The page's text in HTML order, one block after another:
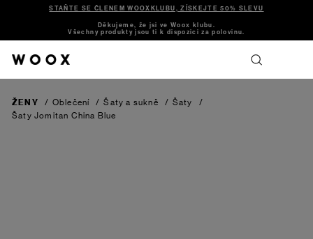
STAŇTE SE ČLENEM WOOXKLUBU, ZÍSKEJTE 50% SLEVU
Děkujeme, že jsi ve Woox klubu.
Všechny produkty jsou ti k dispozici za polovinu.
ŽENY / Oblečení / Šaty a sukně / Šaty
/
Šaty Jomitan China Blue